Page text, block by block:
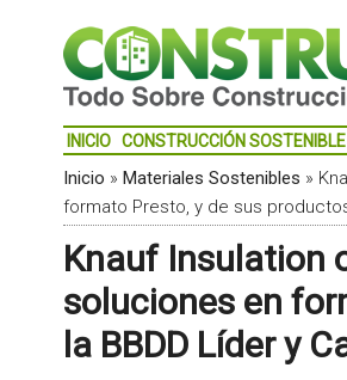
INICIO CONSTRUCCIÓN SOSTENIBLE
Inicio » Materiales Sostenibles »
formato Presto, y de sus
Knauf Insulation
soluciones en
la BBDD Líder y